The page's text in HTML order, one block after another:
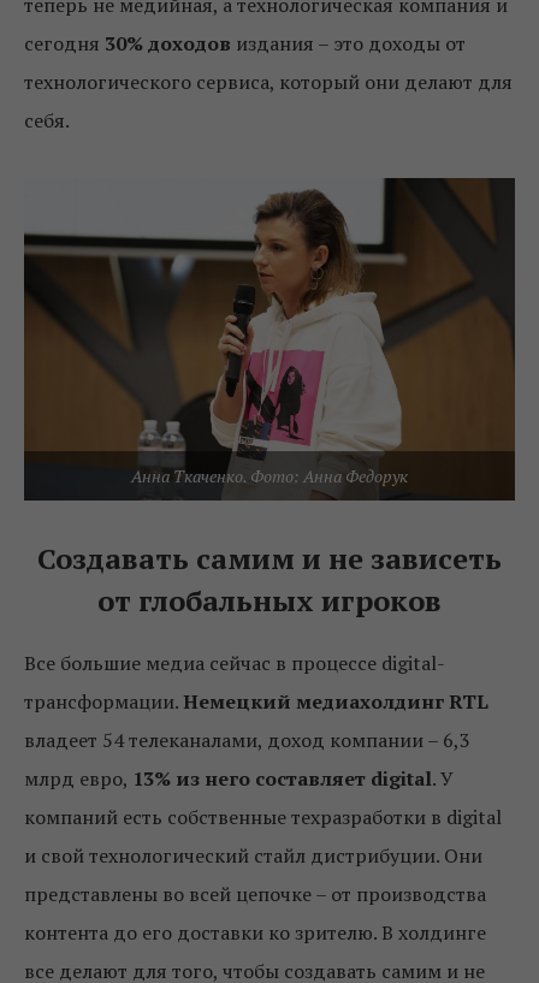
сегодня 30% доходов издания – это доходы от
технологического сервиса, который они делают для
себя.
Анна Ткаченко. Фото: Анна Федорук
Создавать самим и не зависеть
от глобальных игроков
Все большие медиа сейчас в процессе digital-
трансформации. Немецкий медиахолдинг RTL
владеет 54 телеканалами, доход компании – 6,3
млрд евро, 13% из него составляет digital. У
компаний есть собственные техразработки в digital
и свой технологический стайл дистрибуции. Они
представлены во всей цепочке – от производства
контента до его доставки ко зрителю. В холдинге
все делают для того, чтобы создавать самим и не